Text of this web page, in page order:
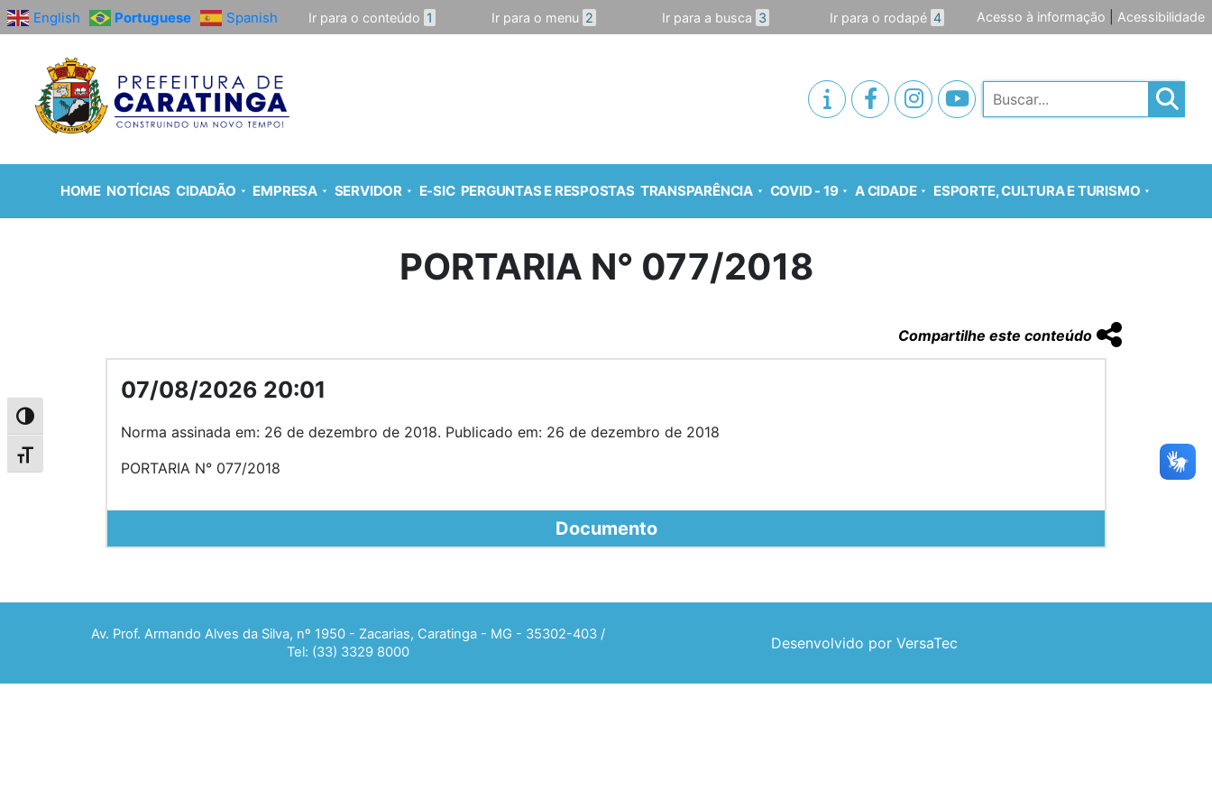
Alternar alto contraste
Alternar tamanho da fonte
English Portuguese Spanish Ir para o conteúdo 1 Ir para o menu 2 Ir para a busca 3 Ir para o rodapé 4 Acesso à informação Acessibilidade
Pesquisar
HOME NOTÍCIAS CIDADÃO EMPRESA SERVIDOR E-SIC PERGUNTAS E RESPOSTAS TRANSPARÊNCIA COVID - 19 A CIDADE ESPORTE, CULTURA E TURISMO
PORTARIA N° 077/2018
Compartilhe este conteúdo
07/08/2026 20:01
Norma assinada em: 26 de dezembro de 2018. Publicado em: 26 de dezembro de 2018
PORTARIA N° 077/2018
Documento
Av. Prof. Armando Alves da Silva, nº 1950 - Zacarias, Caratinga - MG - 35302-403 /
Tel: (33) 3329 8000
Desenvolvido por VersaTec